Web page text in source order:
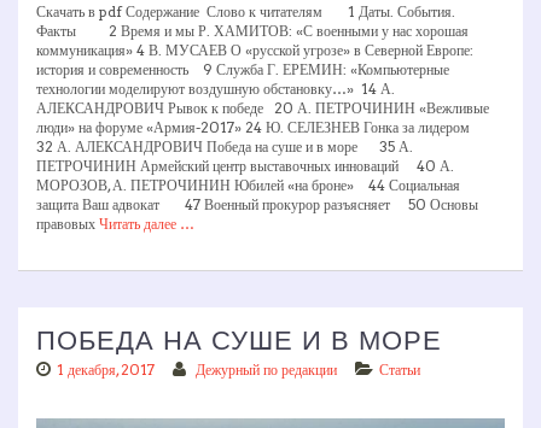
Скачать в pdf Содержание Слово к читателям 1 Даты. События.
Факты 2 Время и мы Р. ХАМИТОВ: «С военными у нас хорошая
коммуникация» 4 В. МУСАЕВ О «русской угрозе» в Северной Европе:
история и современность 9 Служба Г. ЕРЕМИН: «Компьютерные
технологии моделируют воздушную обстановку…» 14 А.
АЛЕКСАНДРОВИЧ Рывок к победе 20 А. ПЕТРОЧИНИН «Вежливые
люди» на форуме «Армия-2017» 24 Ю. СЕЛЕЗНЕВ Гонка за лидером
32 А. АЛЕКСАНДРОВИЧ Победа на суше и в море 35 А.
ПЕТРОЧИНИН Армейский центр выставочных инноваций 40 А.
МОРОЗОВ, А. ПЕТРОЧИНИН Юбилей «на броне» 44 Социальная
защита Ваш адвокат 47 Военный прокурор разъясняет 50 Основы
правовых Читать далее …
ПОБЕДА НА СУШЕ И В МОРЕ
1 декабря, 2017 Дежурный по редакции Статьи